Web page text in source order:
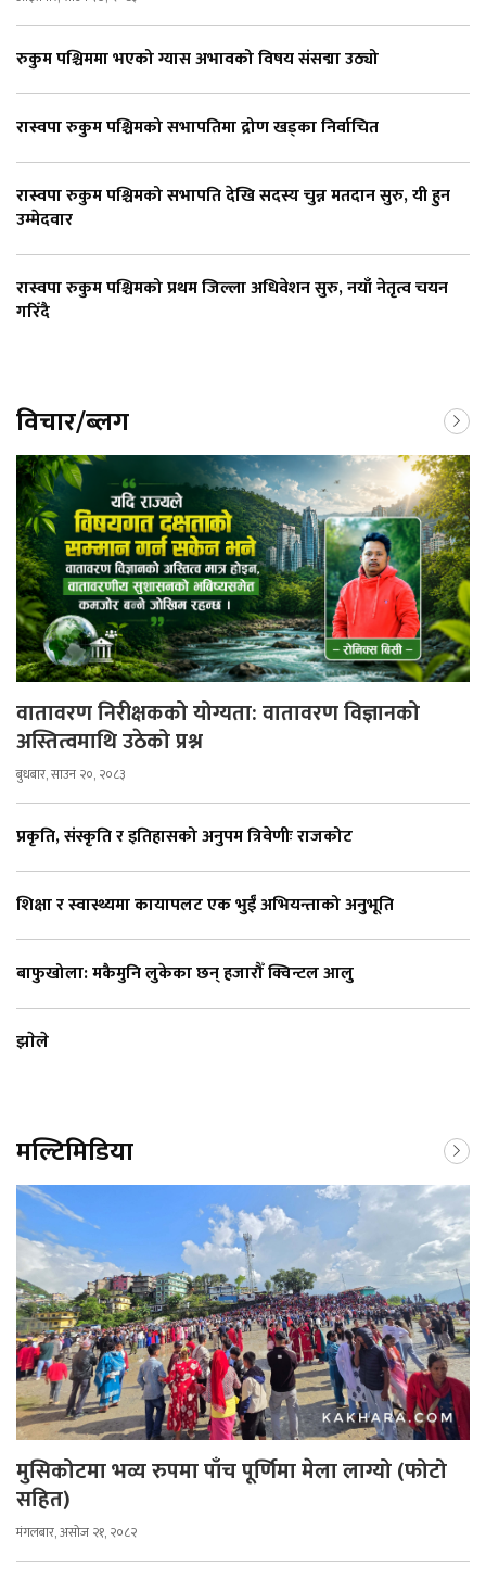
रुकुम पश्चिममा भएको ग्यास अभावको विषय संसद्मा उठ्यो
रास्वपा रुकुम पश्चिमको सभापतिमा द्रोण खड्का निर्वाचित
रास्वपा रुकुम पश्चिमको सभापति देखि सदस्य चुन्न मतदान सुरु, यी हुन
उम्मेदवार
रास्वपा रुकुम पश्चिमको प्रथम जिल्ला अधिवेशन सुरु, नयाँ नेतृत्व चयन
गरिँदै
विचार/ब्लग
वातावरण निरीक्षकको योग्यता: वातावरण विज्ञानको
अस्तित्वमाथि उठेको प्रश्न
बुधबार, साउन २०, २०८३
प्रकृति, संस्कृति र इतिहासको अनुपम त्रिवेणीः राजकोट
शिक्षा र स्वास्थ्यमा कायापलट एक भुईँ अभियन्ताको अनुभूति
बाफुखोला: मकैमुनि लुकेका छन् हजारौँ क्विन्टल आलु
झाेले
मल्टिमिडिया
मुसिकोटमा भव्य रुपमा पाँच पूर्णिमा मेला लाग्यो (फोटो
सहित)
मंगलबार, असोज २१, २०८२